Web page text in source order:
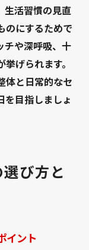
生活習慣の見直
のにするためで
チや深呼吸、十
げられます。
体と日常的なセ
を目指しましょ
び方と
イント